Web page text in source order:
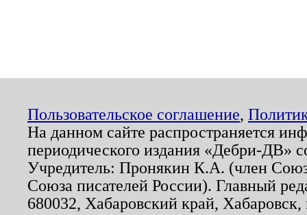
Пользовательское соглашение,
На данном сайте распространяется
периодического издания «Дебри-ДВ»
Учредитель: Пронякин К.А. (член
Союза писателей России). Главный
680032, Хабаровский край,